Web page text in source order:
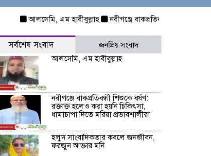
আলসেমি, এম হাবীবুল্লাহ নবীগঞ্জে বাকপ্রতিবন্ধী শিশুকে ধর্ষণ:
সর্বশেষ সংবাদ
জনপ্রিয় সংবাদ
আলসেমি, এম হাবীবুল্লাহ
নবীগঞ্জে বাকপ্রতিবন্ধী শিশুকে ধর্ষণ:
রক্তাক্ত হলেও করা হয়নি চিকিৎসা,
ধামাচাপা দিতে মরিয়া প্রভাবশালীরা
হলুদ সাংবাদিকতার কবলে জনজীবন,
ফরজুন আক্তার মনি